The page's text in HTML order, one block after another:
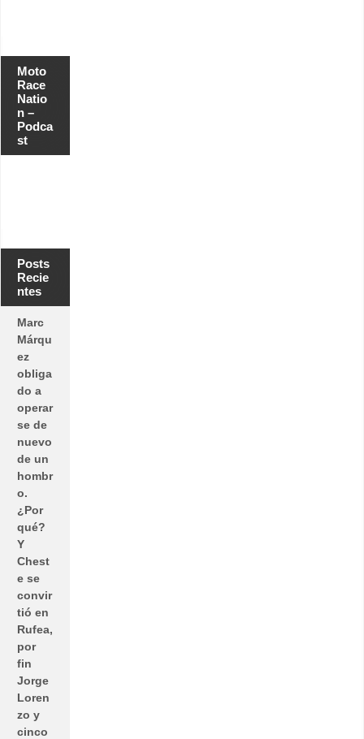
Moto
Race
Natio
n –
Podca
st
Posts
Recie
ntes
Marc
Márqu
ez
obliga
do a
operar
se de
nuevo
de un
hombr
o.
¿Por
qué?
Y
Chest
e se
convir
tió en
Rufea,
por
fin
Jorge
Loren
zo y
cinco